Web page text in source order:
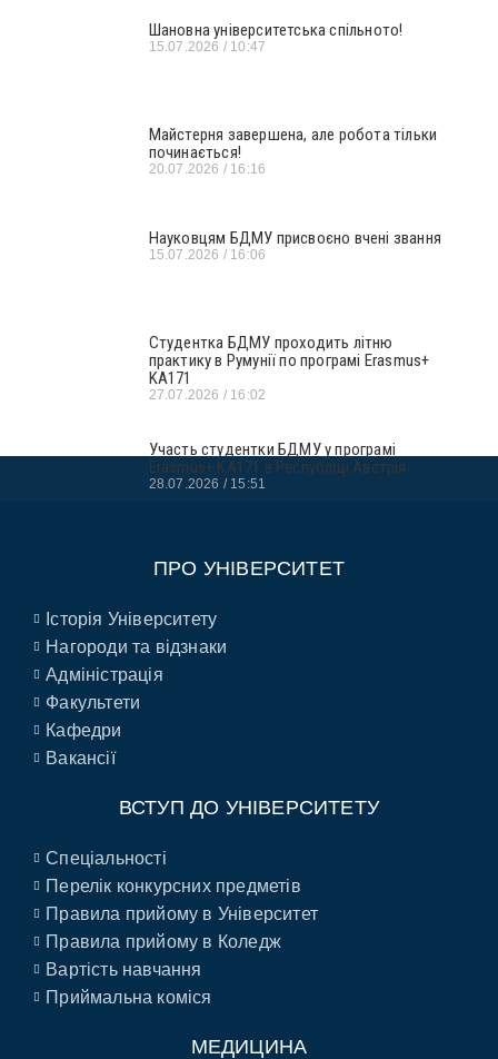
Шановна університетська спільното!
15.07.2026 10:47
Майстерня завершена, але робота тільки
починається!
20.07.2026 16:16
Науковцям БДМУ присвоєно вчені звання
15.07.2026 16:06
Студентка БДМУ проходить літню
практику в Румунії по програмі Erasmus+
KA171
27.07.2026 16:02
Участь студентки БДМУ у програмі
Erasmus+ KA171 в Республіці Австрія
28.07.2026 15:51
ПРО УНІВЕРСИТЕТ
Історія Університету
Нагороди та відзнаки
Адміністрація
Факультети
Кафедри
Вакансії
ВСТУП ДО УНІВЕРСИТЕТУ
Спеціальності
Перелік конкурсних предметів
Правила прийому в Університет
Правила прийому в Коледж
Вартість навчання
Приймальна коміся
МЕДИЦИНА